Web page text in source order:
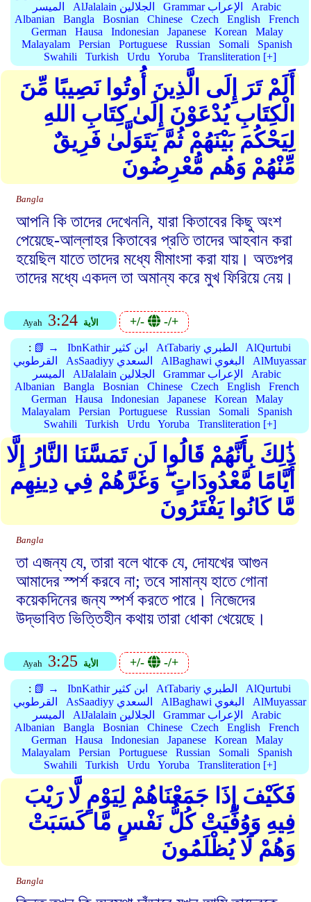
الميسر
AlJalalain الجلالين Grammar الإعراب
Arabic
Albanian
Bangla Bosnian Chinese Czech English
French
German
Hausa Indonesian Japanese Korean
Malay
Malayalam
Persian Portuguese Russian Somali
Spanish
Swahili
Turkish Urdu Yoruba Transliteration [+]
أَلَمْ تَرَ إِلَى الَّذِينَ أُوتُوا نَصِيبًا مِّنَ
الْكِتَابِ يُدْعَوْنَ إِلَىٰ كِتَابِ اللهِ
لِيَحْكُمَ بَيْنَهُمْ ثُمَّ يَتَوَلَّىٰ فَرِيقٌ
مِّنْهُمْ وَهُم مُّعْرِضُونَ
Bangla
আপনি কি তাদের দেখেননি, যারা কিতাবের কিছু অংশ
পেয়েছে-আল্লাহর কিতাবের প্রতি তাদের আহবান করা
হয়েছিল যাতে তাদের মধ্যে মীমাংসা করা যায়। অতঃপর
তাদের মধ্যে একদল তা অমান্য করে মুখ ফিরিয়ে নেয়।
Ayah 3:24 الأية +/- -/+
: 📗 → IbnKathir ابن كثير AtTabariy الطبري
AlQurtubi
القرطوبي
AsSaadiyy السعدي AlBaghawi البغوي
AlMuyassar
الميسر
AlJalalain الجلالين Grammar الإعراب
Arabic
Albanian
Bangla Bosnian Chinese Czech English
French
German
Hausa Indonesian Japanese Korean
Malay
Malayalam
Persian Portuguese Russian Somali
Spanish
Swahili
Turkish Urdu Yoruba Transliteration [+]
ذَٰلِكَ بِأَنَّهُمْ قَالُوا لَن تَمَسَّنَا النَّارُ إِلَّا
أَيَّامًا مَّعْدُودَاتٍ ۖ وَغَرَّهُمْ فِي دِينِهِم
مَّا كَانُوا يَفْتَرُونَ
Bangla
তা এজন্য যে, তারা বলে থাকে যে, দোযখের আগুন
আমাদের স্পর্শ করবে না; তবে সামান্য হাতে গোনা
কয়েকদিনের জন্য স্পর্শ করতে পারে। নিজেদের
উদ্ভাবিত ভিত্তিহীন কথায় তারা ধোকা খেয়েছে।
Ayah 3:25 الأية +/- -/+
: 📗 → IbnKathir ابن كثير AtTabariy الطبري
AlQurtubi
القرطوبي
AsSaadiyy السعدي AlBaghawi البغوي
AlMuyassar
الميسر
AlJalalain الجلالين Grammar الإعراب
Arabic
Albanian
Bangla Bosnian Chinese Czech English
French
German
Hausa Indonesian Japanese Korean
Malay
Malayalam
Persian Portuguese Russian Somali
Spanish
Swahili
Turkish Urdu Yoruba Transliteration [+]
فَكَيْفَ إِذَا جَمَعْنَاهُمْ لِيَوْمٍ لَّا رَيْبَ
فِيهِ وَوُفِّيَتْ كُلُّ نَفْسٍ مَّا كَسَبَتْ
وَهُمْ لَا يُظْلَمُونَ
Bangla